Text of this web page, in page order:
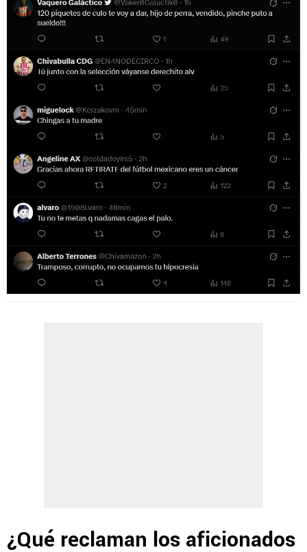
¿Qué reclaman los aficionados